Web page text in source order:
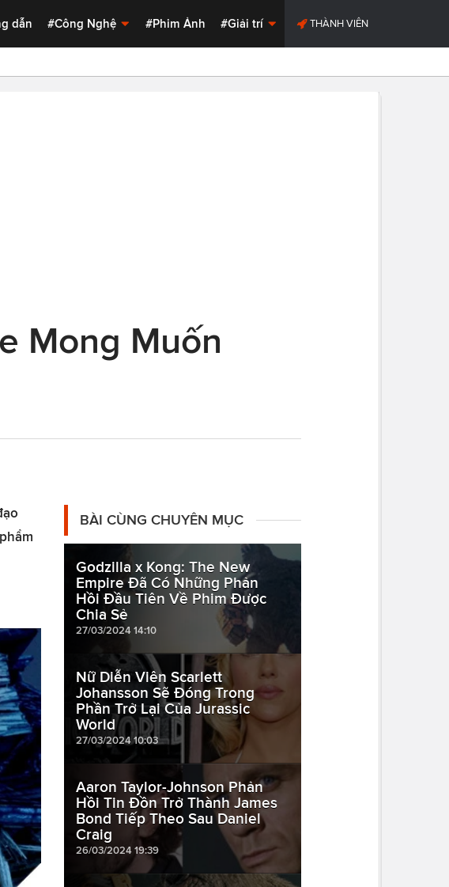
dẫn #Công Nghệ #Phim Ảnh #Giải trí THÀNH VIÊN
Mong Muốn
BÀI CÙNG CHUYÊN MỤC
Godzilla x Kong: The New
Empire Đã Có Những Phản
Hồi Đầu Tiên Về Phim Được
Chia Sẻ
27/03/2024 14:10
Nữ Diễn Viên Scarlett
Johansson Sẽ Đóng Trong
Phần Trở Lại Của Jurassic
World
27/03/2024 10:03
Aaron Taylor-Johnson Phản
Hồi Tin Đồn Trở Thành James
Bond Tiếp Theo Sau Daniel
Craig
26/03/2024 19:39